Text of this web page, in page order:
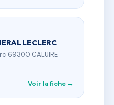
LECLERC
69300 CALUIRE
Voir la fiche →